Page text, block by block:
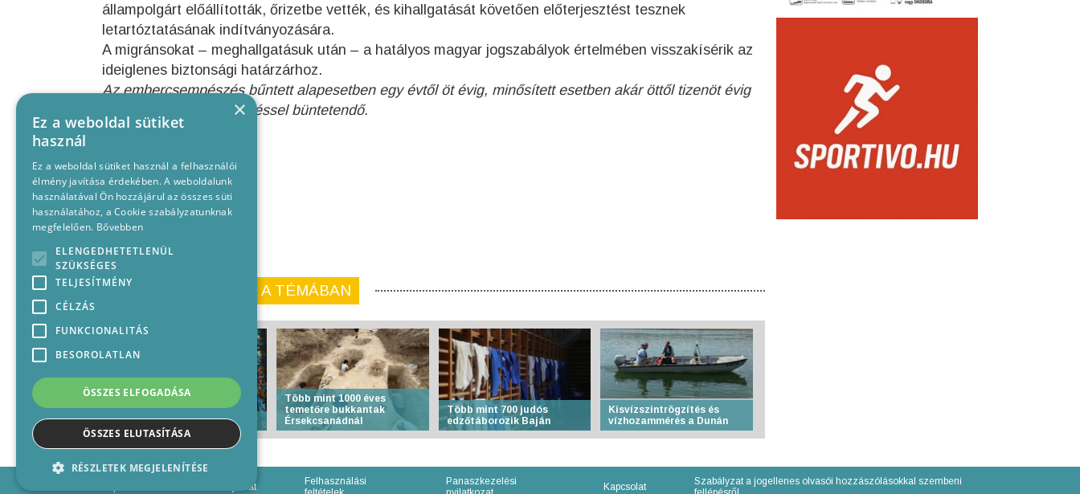
állampolgárt előállították, őrizetbe vették, és kihallgatását követően előterjesztést tesznek
letartóztatásának indítványozására.
A migránsokat – meghallgatásuk után – a hatályos magyar jogszabályok értelmében visszakísérik az
ideiglenes biztonsági határzárhoz.
Az embercsempészés bűntett alapesetben egy évtől öt évig, minősített esetben akár öttől tizenöt évig
terjedő szabadságvesztéssel büntetendő.
KORÁBBI CIKKEINK A TÉMÁBAN
Anyakönyvi hírek
Több mint 1000 éves
temetőre bukkantak
Érsekcsanádnál
Több mint 700 judós
edzőtáborozik Baján
Kisvízszintrögzítés és
vízhozammérés a Dunán
Médiajánlat
Felhasználási
Panaszkezelési
Kapcsolat
Szabályzat a jogellenes olvasói hozzászólásokkal szembeni
×
Ez a weboldal sütiket
használ
Ez a weboldal sütiket használ a felhasználói
élmény javítása érdekében. A weboldalunk
használatával Ön hozzájárul az összes süti
használatához, a Cookie szabályzatunknak
megfelelően. Bővebben
ELENGEDHETETLENÜL
SZÜKSÉGES
TELJESÍTMÉNY
CÉLZÁS
FUNKCIONALITÁS
BESOROLATLAN
ÖSSZES ELFOGADÁSA
ÖSSZES ELUTASÍTÁSA
RÉSZLETEK MEGJELENÍTÉSE